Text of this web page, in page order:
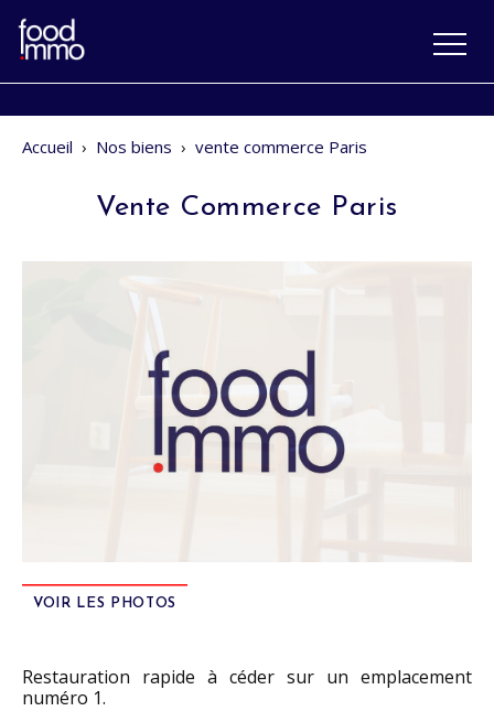
Accueil › Nos biens › vente commerce Paris
Vente Commerce Paris
VOIR LES PHOTOS
Restauration rapide à céder sur un emplacement
numéro 1.